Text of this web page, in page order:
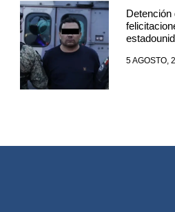
Detención
5 AGOSTO,